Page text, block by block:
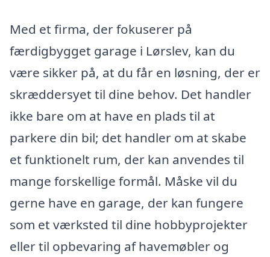
Med et firma, der fokuserer på
færdigbygget garage i Lørslev, kan du
være sikker på, at du får en løsning, der er
skræddersyet til dine behov. Det handler
ikke bare om at have en plads til at
parkere din bil; det handler om at skabe
et funktionelt rum, der kan anvendes til
mange forskellige formål. Måske vil du
gerne have en garage, der kan fungere
som et værksted til dine hobbyprojekter
eller til opbevaring af havemøbler og